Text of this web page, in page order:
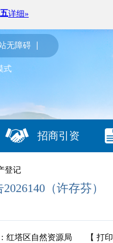
无障碍
式
招商引资
登记
（许存芬）
红塔区自然资源局 【 打印